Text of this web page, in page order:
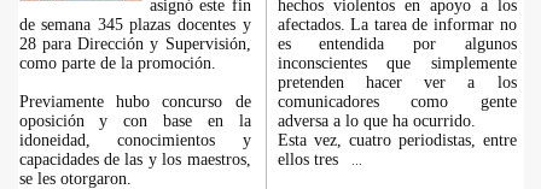
asignó este fin
de semana 345 plazas docentes y
28 para Dirección y Supervisión,
como parte de la promoción.
Previamente hubo concurso de
oposición y con base en la
idoneidad, conocimientos y
capacidades de las y los maestros,
se les otorgaron.
hechos violentos en apoyo a los
afectados. La tarea de informar no
es entendida por algunos
inconscientes que simplemente
pretenden hacer ver a los
comunicadores como gente
adversa a lo que ha ocurrido.
Esta vez, cuatro periodistas, entre
ellos tres